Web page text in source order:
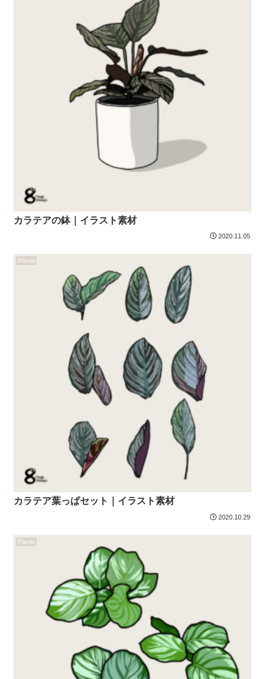
カラテアの鉢｜イラスト素材
2020.11.05
Plants
カラテア葉っぱセット｜イラスト素材
2020.10.29
Plants